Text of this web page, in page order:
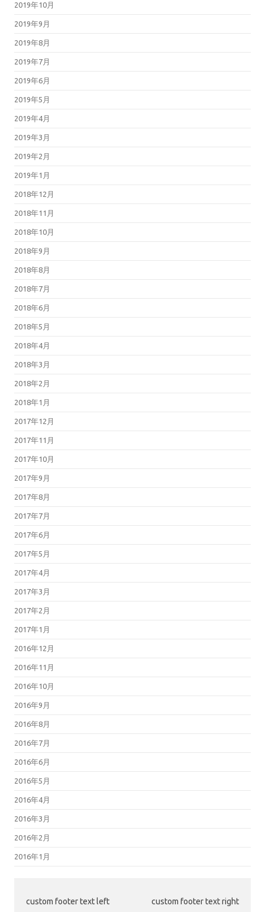
2019年10月
2019年9月
2019年8月
2019年7月
2019年6月
2019年5月
2019年4月
2019年3月
2019年2月
2019年1月
2018年12月
2018年11月
2018年10月
2018年9月
2018年8月
2018年7月
2018年6月
2018年5月
2018年4月
2018年3月
2018年2月
2018年1月
2017年12月
2017年11月
2017年10月
2017年9月
2017年8月
2017年7月
2017年6月
2017年5月
2017年4月
2017年3月
2017年2月
2017年1月
2016年12月
2016年11月
2016年10月
2016年9月
2016年8月
2016年7月
2016年6月
2016年5月
2016年4月
2016年3月
2016年2月
2016年1月
custom footer text left custom footer text right